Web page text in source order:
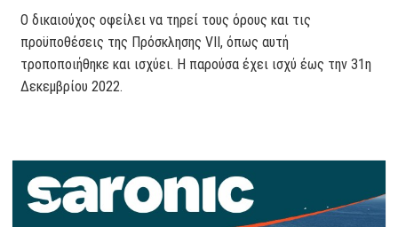
Ο δικαιούχος οφείλει να τηρεί τους όρους και τις
προϋποθέσεις της Πρόσκλησης VΙΙ, όπως αυτή
τροποποιήθηκε και ισχύει. Η παρούσα έχει ισχύ έως την 31η
Δεκεμβρίου 2022.